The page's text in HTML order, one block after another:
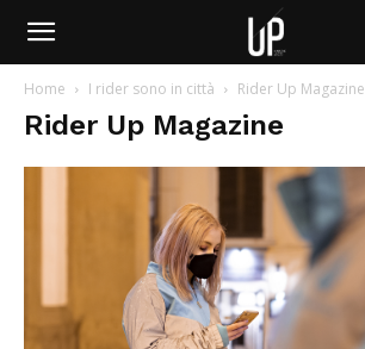
Home I rider sono in città Rider Up Magazine
Rider Up Magazine